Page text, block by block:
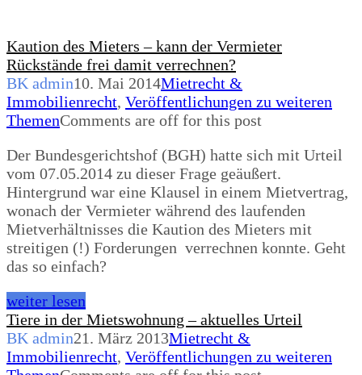
Kaution des Mieters – kann der Vermieter
Rückstände frei damit verrechnen?
BK admin10. Mai 2014Mietrecht &
Immobilienrecht, Veröffentlichungen zu weiteren
ThemenComments are off for this post
Der Bundesgerichtshof (BGH) hatte sich mit Urteil
vom 07.05.2014 zu dieser Frage geäußert.
Hintergrund war eine Klausel in einem Mietvertrag,
wonach der Vermieter während des laufenden
Mietverhältnisses die Kaution des Mieters mit
streitigen (!) Forderungen verrechnen konnte. Geht
das so einfach?
weiter lesen
Tiere in der Mietswohnung – aktuelles Urteil
BK admin21. März 2013Mietrecht &
Immobilienrecht, Veröffentlichungen zu weiteren